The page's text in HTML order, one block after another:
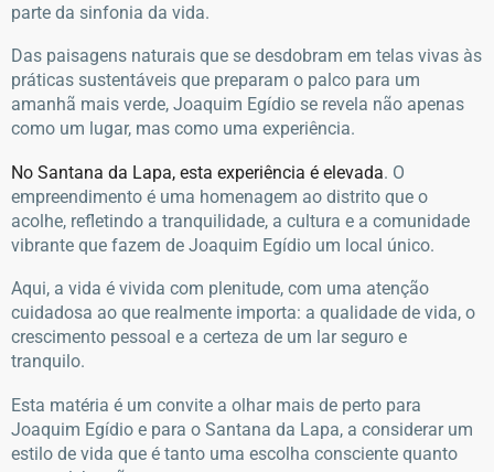
parte da sinfonia da vida.
Das paisagens naturais que se desdobram em telas vivas às
práticas sustentáveis que preparam o palco para um
amanhã mais verde, Joaquim Egídio se revela não apenas
como um lugar, mas como uma experiência.
No Santana da Lapa, esta experiência é elevada. O
empreendimento é uma homenagem ao distrito que o
acolhe, refletindo a tranquilidade, a cultura e a comunidade
vibrante que fazem de Joaquim Egídio um local único.
Aqui, a vida é vivida com plenitude, com uma atenção
cuidadosa ao que realmente importa: a qualidade de vida, o
crescimento pessoal e a certeza de um lar seguro e
tranquilo.
Esta matéria é um convite a olhar mais de perto para
Joaquim Egídio e para o Santana da Lapa, a considerar um
estilo de vida que é tanto uma escolha consciente quanto